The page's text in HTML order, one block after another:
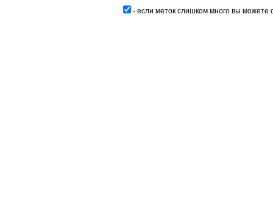
- если меток слишком много вы можете